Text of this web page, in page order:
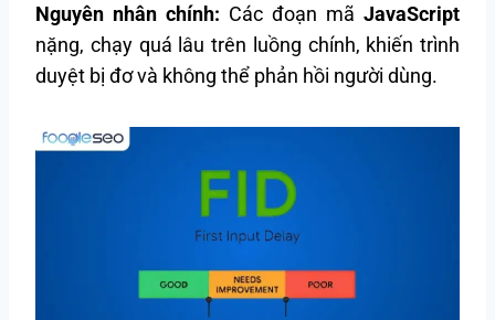
Nguyên nhân chính: Các đoạn mã JavaScript
nặng, chạy quá lâu trên luồng chính, khiến trình
duyệt bị đơ và không thể phản hồi người dùng.